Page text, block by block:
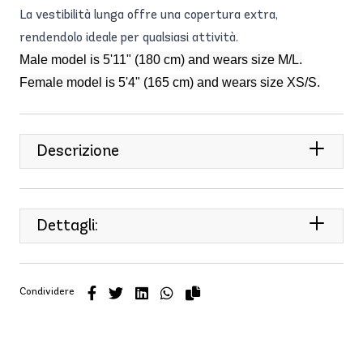
La vestibilità lunga offre una copertura extra,
rendendolo ideale per qualsiasi attività.
Male model is 5'11" (180 cm) and wears size M/L.
Female model is 5'4" (165 cm) and wears size XS/S.
Descrizione
Dettagli:
Condividere